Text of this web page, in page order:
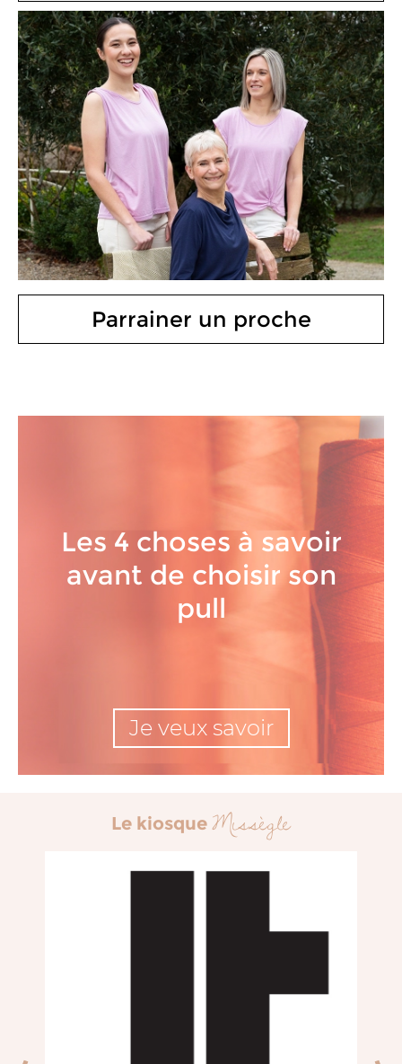
Parrainer un proche
Les 4 choses à savoir
avant de choisir son
pull
Je veux savoir
Le kiosque Missègle